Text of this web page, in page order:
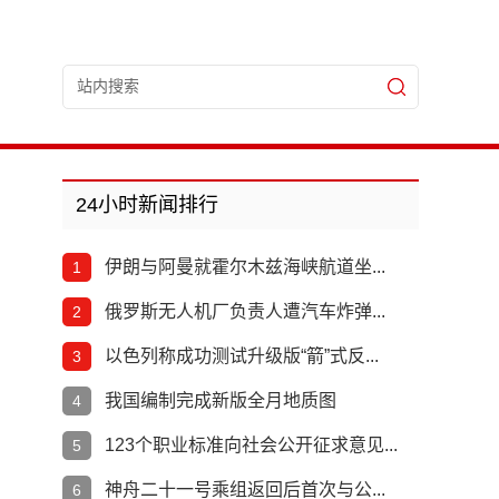
24小时新闻排行
1 伊朗与阿曼就霍尔木兹海峡航道坐...
2 俄罗斯无人机厂负责人遭汽车炸弹...
3 以色列称成功测试升级版“箭”式反...
4 我国编制完成新版全月地质图
5 123个职业标准向社会公开征求意见...
6 神舟二十一号乘组返回后首次与公...